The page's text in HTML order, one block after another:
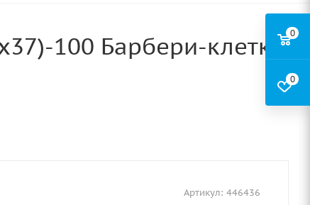
100 Барбери-клетка
Артикул: 446436
0
0